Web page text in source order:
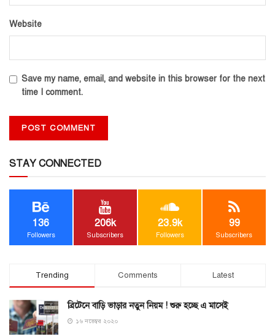
Website
Save my name, email, and website in this browser for the next
time I comment.
STAY CONNECTED
136
Followers
206k
Subscribers
23.9k
Followers
99
Subscribers
Trending Comments Latest
ব্রিটেনে বাড়ি ভাড়ার নতুন নিয়ম ! শুরু হচ্ছে এ মাসেই
১৬ নভেম্বর ২০২০